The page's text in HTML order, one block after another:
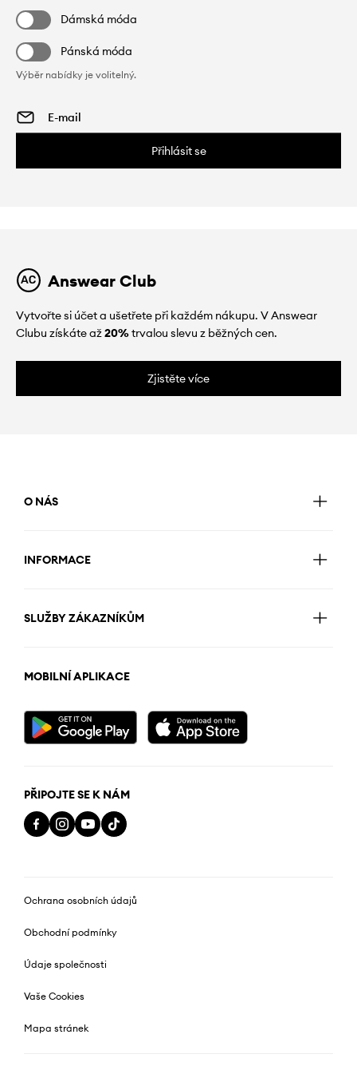
Dámská móda
Pánská móda
Výběr nabídky je volitelný.
Přihlásit se
Answear Club
Vytvořte si účet a ušetřete při každém nákupu. V Answear
Clubu získáte až20%trvalou slevu z běžných cen.
Zjistěte více
O NÁS
INFORMACE
SLUŽBY ZÁKAZNÍKŮM
MOBILNÍ APLIKACE
PŘIPOJTE SE K NÁM
Ochrana osobních údajů
Obchodní podmínky
Údaje společnosti
Vaše Cookies
Mapa stránek